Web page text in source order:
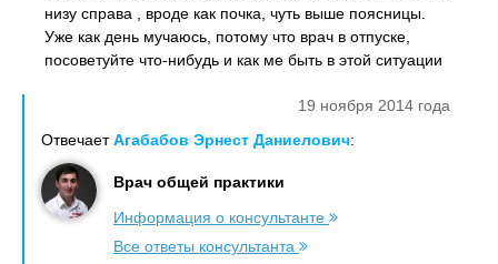
низу справа , вроде как почка, чуть выше поясницы.
Уже как день мучаюсь, потому что врач в отпуске,
посоветуйте что-нибудь и как ме быть в этой ситуации
19 ноября 2014 года
ОтвечаетАгабабов Эрнест Даниелович:
Врач общей практики
Информация о консультанте
Все ответы консультанта